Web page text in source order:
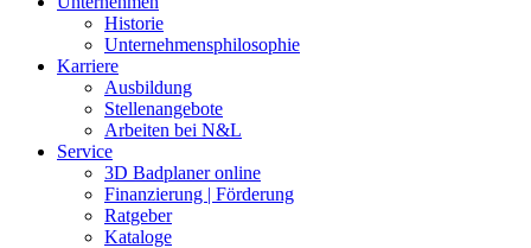
Historie
Unternehmensphilosophie
Karriere
Ausbildung
Stellenangebote
Arbeiten bei N&L
Service
3D Badplaner online
Finanzierung | Förderung
Ratgeber
Kataloge